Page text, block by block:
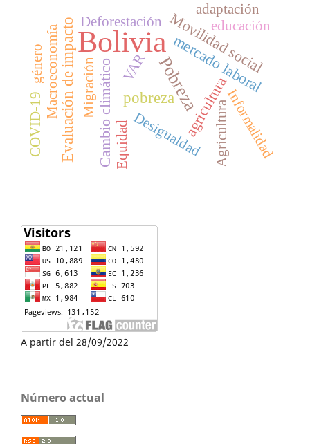
Bolivia
Pobreza
pobreza
Evaluación de impacto Cambio climático mercado laboral
agricultura
Movilidad social
Desigualdad Agricultura
educación
Migración
Macroeconomía
Informalidad
Deforestación
COVID-19
VAR
género
adaptación
Equidad
A partir del 28/09/2022
Número actual